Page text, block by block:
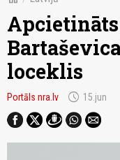
loceklis
Portāls nra.lv schedule 15.jun